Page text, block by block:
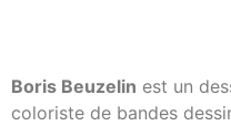
Boris Beuzelin est un
coloriste de bandes